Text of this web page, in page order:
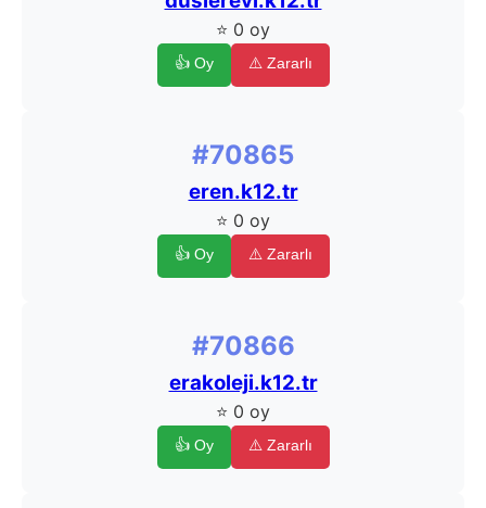
⭐ 0 oy
👍 Oy ⚠️ Zararlı
#70865
eren.k12.tr
⭐ 0 oy
👍 Oy ⚠️ Zararlı
#70866
erakoleji.k12.tr
⭐ 0 oy
👍 Oy ⚠️ Zararlı